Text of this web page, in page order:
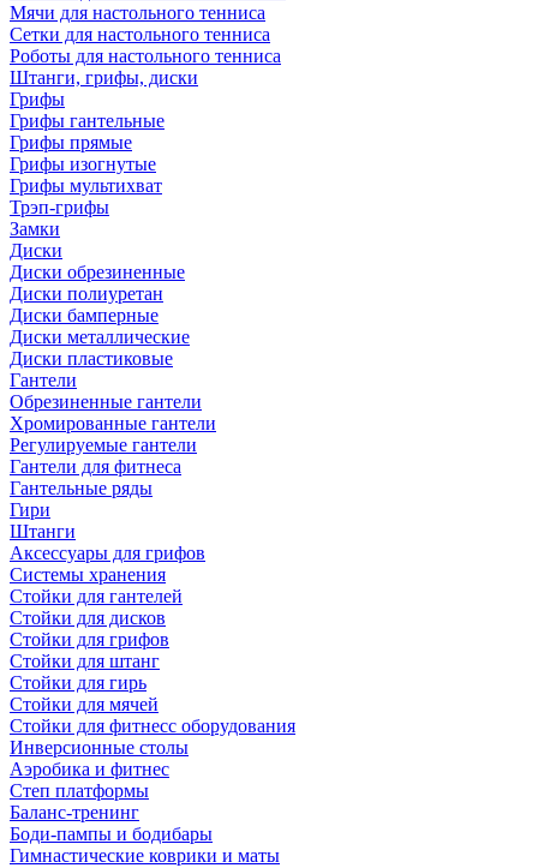
Мячи для настольного тенниса
Сетки для настольного тенниса
Роботы для настольного тенниса
Штанги, грифы, диски
Грифы
Грифы гантельные
Грифы прямые
Грифы изогнутые
Грифы мультихват
Трэп-грифы
Замки
Диски
Диски обрезиненные
Диски полиуретан
Диски бамперные
Диски металлические
Диски пластиковые
Гантели
Обрезиненные гантели
Хромированные гантели
Регулируемые гантели
Гантели для фитнеса
Гантельные ряды
Гири
Штанги
Аксессуары для грифов
Системы хранения
Стойки для гантелей
Стойки для дисков
Стойки для грифов
Стойки для штанг
Стойки для гирь
Стойки для мячей
Стойки для фитнесс оборудования
Инверсионные столы
Аэробика и фитнес
Степ платформы
Баланс-тренинг
Боди-пампы и бодибары
Гимнастические коврики и маты